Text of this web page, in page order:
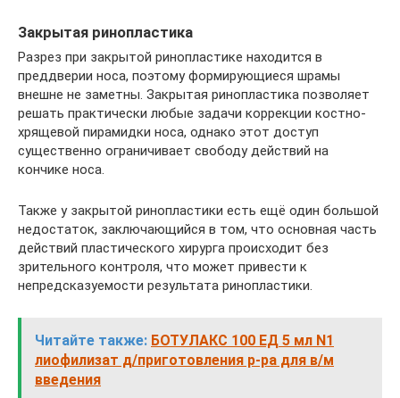
Закрытая ринопластика
Разрез при закрытой ринопластике находится в
преддверии носа, поэтому формирующиеся шрамы
внешне не заметны. Закрытая ринопластика позволяет
решать практически любые задачи коррекции костно-
хрящевой пирамидки носа, однако этот доступ
существенно ограничивает свободу действий на
кончике носа.
Также у закрытой ринопластики есть ещё один большой
недостаток, заключающийся в том, что основная часть
действий пластического хирурга происходит без
зрительного контроля, что может привести к
непредсказуемости результата ринопластики.
Читайте также: БОТУЛАКС 100 ЕД 5 мл N1
лиофилизат д/приготовления р-ра для в/м
введения